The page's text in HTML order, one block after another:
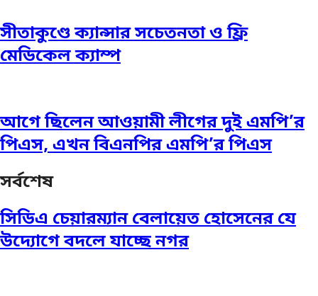
সীতাকুণ্ডে ক্যান্সার সচেতনতা ও ফ্রি
মেডিকেল ক্যাম্প
আগে ছিলেন আওয়ামী লীগের দুই এমপি’র
পিএস, এখন বিএনপির এমপি’র পিএস
সর্বশেষ
সিডিএ চেয়ারম্যান বেলায়েত হোসেনের যে
উদ্যোগে বদলে যাচ্ছে নগর